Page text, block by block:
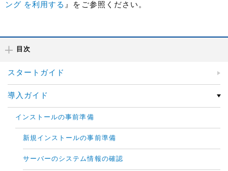
ング を利用する 』をご参照ください。
目次
スタートガイド
導入ガイド
インストールの事前準備
新規インストールの事前準備
サーバーのシステム情報の確認